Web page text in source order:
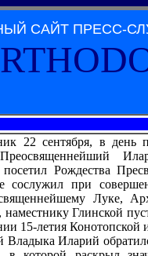
САЙТ ПРЕСС-
22 сентября, в день
Рождества
сослужил при
Луке,
наместнику Глинской
15-летия Конотопской
Владыка Иларий